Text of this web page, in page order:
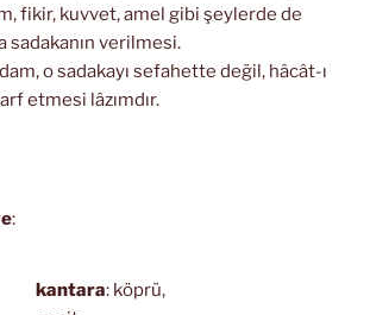
fikir, kuvvet, amel gibi şeylerde de
sadakanın verilmesi.
o sadakayı sefahette değil, hâcât-ı
etmesi lâzımdır.
:
kantara: köprü,